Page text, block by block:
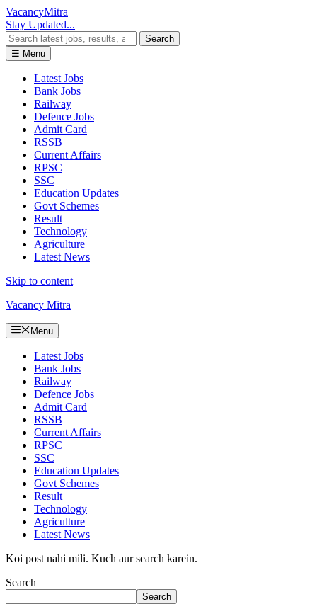
VacancyMitra
Stay Updated...
Search
☰ Menu
Latest Jobs
Bank Jobs
Railway
Defence Jobs
Admit Card
RSSB
Current Affairs
RPSC
SSC
Education Updates
Govt Schemes
Result
Technology
Agriculture
Latest News
Skip to content
Vacancy Mitra
Menu
Latest Jobs
Bank Jobs
Railway
Defence Jobs
Admit Card
RSSB
Current Affairs
RPSC
SSC
Education Updates
Govt Schemes
Result
Technology
Agriculture
Latest News
Koi post nahi mili. Kuch aur search karein.
Search
Search